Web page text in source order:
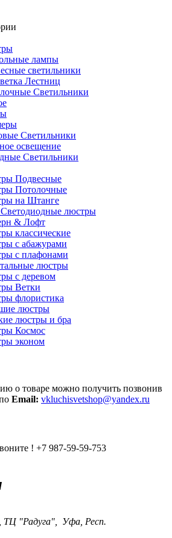
лампы
светильники
Лестниц
Светильники
Светильники
освещение
Светильники
Подвесные
Потолочные
на Штанге
люстры
& Лофт
классические
с абажурами
с плафонами
люстры
с деревом
Ветки
флористика
люстры
люстры и бра
Космос
эконом
о товаре можно получить позвонив
Email: vkluchisvetshop@yandex.ru
! +7 987-59-59-753
ТЦ "Радуга", Уфа, Респ.